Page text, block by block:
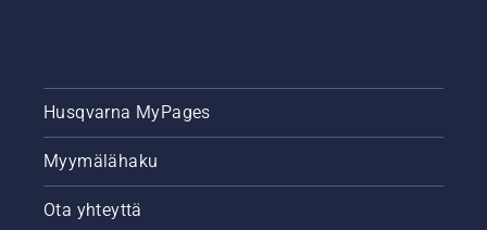
Husqvarna MyPages
Myymälähaku
Ota yhteyttä